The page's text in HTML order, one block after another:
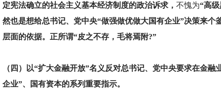
定宪法确立的社会主义基本经济制度的政治诉求， 不愧为“高级
然也是想给总书记、党中央“做强做优做大国有企业”决策来个
层面的依据。正所谓“皮之不存，毛将焉附?”
（四）以“扩大金融开放”名义反对总书记、党中央要求在金融
企业”、国有资本的系列重要指示。